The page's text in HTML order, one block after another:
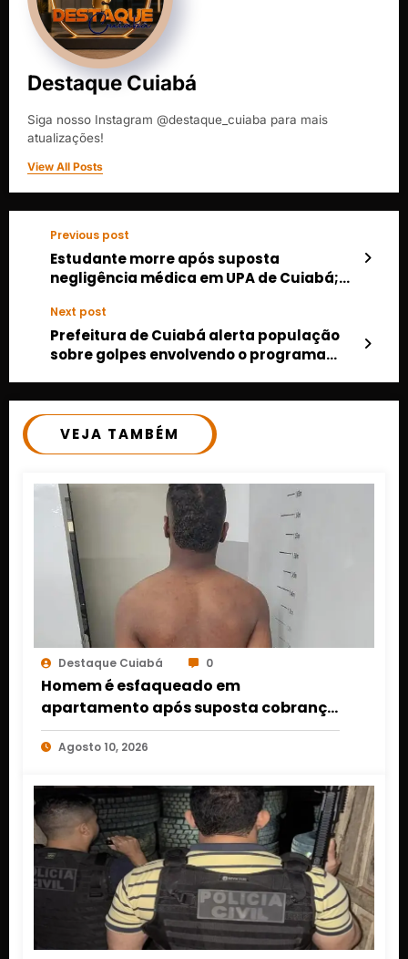
Destaque Cuiabá
Siga nosso Instagram @destaque_cuiaba para mais
atualizações!
View All Posts
Previous post
Estudante morre após suposta
negligência médica em UPA de Cuiabá;
Next post
Prefeitura de Cuiabá alerta população
sobre golpes envolvendo o programa
VEJA TAMBÉM
Destaque Cuiabá 0
Homem é esfaqueado em
apartamento após suposta cobrança
de Pix de R$ 10 mil em Cuiabá
Agosto 10, 2026